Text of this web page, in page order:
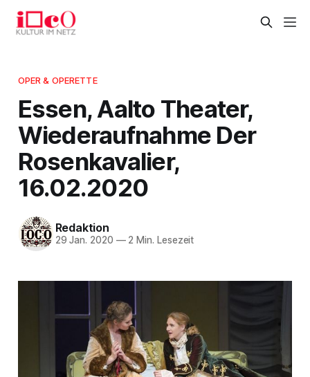
OPER & OPERETTE
Essen, Aalto Theater,
Wiederaufnahme Der
Rosenkavalier,
16.02.2020
Redaktion
29 Jan. 2020 —2 Min. Lesezeit